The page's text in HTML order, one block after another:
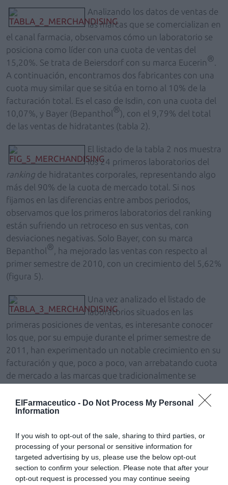
ElFarmaceutico - Do Not Process My Personal
Information
If you wish to opt-out of the sale, sharing to third parties, or
processing of your personal or sensitive information for
targeted advertising by us, please use the below opt-out
section to confirm your selection. Please note that after your
opt-out request is processed you may continue seeing
Analizando los datos de ventas de
las marcas que se comercializan en
el canal farmacia, observamos cómo un laboratorio se
posiciona como líder con una cuota de ventas del
15,20%. Se trata de Beiersdorf con su marca Eucerin®
A continuación, encontramos dos fabricantes con una
cuota muy similar que se sitúa en torno al 10% de la
facturación total. Es el caso de Isdin, con una cuota del
10,07%, y Bayer (Bepanthol®), con el 9,79% del total
de las ventas de hidratantes (tabla 2).
El listado de la tabla 2 nos muestra
los 24 primeros laboratorios del
ranking de hidratantes corporales, representando algo
más del 90% de la cuota de mercado total. Si nos
fijamos en las diferencias entre ambos periodos,
observamos que los primeros laboratorios del ranking
están sufriendo un retroceso en sus ventas, con
desviaciones negativas. Solo Bayer, con su marca
Bepanthol® , ha mejorado las ventas con respecto al
primer semestre de 2010, con un crecimiento del 5,62%
(figura 5).
Una vez analizado el listado de
laboratorios situados en las
primeras posiciones de ventas, es interesante conocer
los que, por su empuje durante el primer semestre de
2011, han experimentado un notable crecimiento en su
facturación y que, poco a poco, van arrebatando cuota
de mercado a las marcas que tradicionalmente se
hidratantes corporales. En la tabla 3 se muestra las que
son más emergentes.
Sin duda, el crecimiento más
espectacular se produce en el caso
de Apivita, con un importante incremento en ventas
durante el primer semestre de 2011. Por volumen de